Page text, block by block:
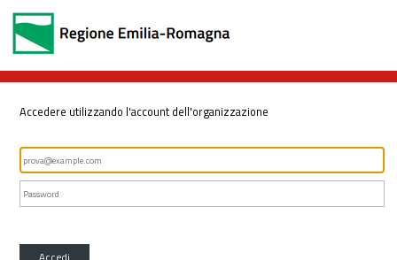
Accedere utilizzando l'account dell'organizzazione
Accedi